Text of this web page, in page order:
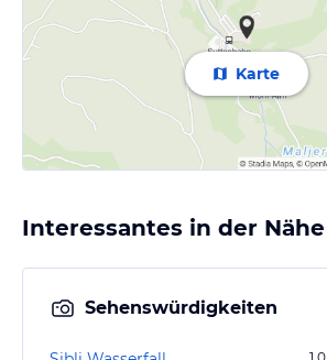
Karte
Interessantes in der Nähe
Sehenswürdigkeiten